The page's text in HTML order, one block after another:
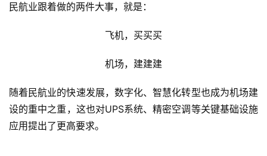
民航业跟着做的两件大事，就是：
飞机，买买买
机场，建建建
随着民航业的快速发展，数字化、智慧化转型也成为机场建
设的重中之重，这也对UPS系统、精密空调等关键基础设施
应用提出了更高要求。